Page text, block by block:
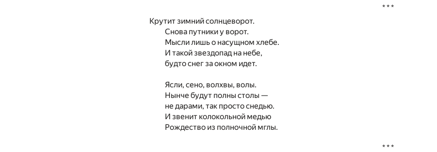
* * *
Крутит зимний солнцеворот.
Снова путники у ворот.
Мысли лишь о насущном хлебе.
И такой звездопад на небе,
будто снег за окном идет.
Ясли, сено, волхвы, волы.
Нынче будут полны столы —
не дарами, так просто снедью.
И звенит колокольной медью
Рождество из полночной мглы.
* * *